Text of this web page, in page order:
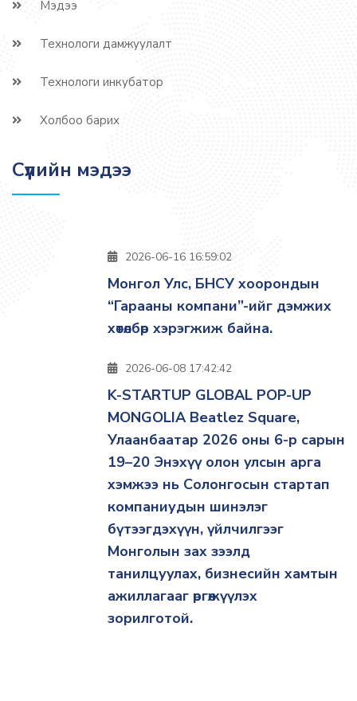
Мэдээ
Технологи дамжуулалт
Технологи инкубатор
Холбоо барих
Сүүлийн мэдээ
2026-06-16 16:59:02
Монгол Улс, БНСУ хоорондын
“Гарааны компани”-ийг дэмжих
хөтөлбөр хэрэгжиж байна.
2026-06-08 17:42:42
K-STARTUP GLOBAL POP-UP
MONGOLIA Beatlez Square,
Улаанбаатар 2026 оны 6-р сарын
19–20 Энэхүү олон улсын арга
хэмжээ нь Солонгосын стартап
компаниудын шинэлэг
бүтээгдэхүүн, үйлчилгээг
Монголын зах зээлд
танилцуулах, бизнесийн хамтын
ажиллагааг өргөжүүлэх
зорилготой.